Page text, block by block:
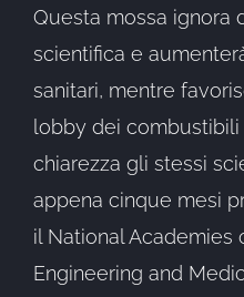
Questa mossa ignora
scientifica e
sanitari, mentre
lobby dei
chiarezza gli stessi
appena cinque mesi
il National Academies
Engineering and